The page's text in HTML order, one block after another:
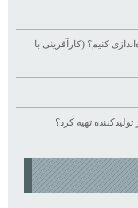
کنیم؟ (کارآفرینی با
تهیه کرد؟